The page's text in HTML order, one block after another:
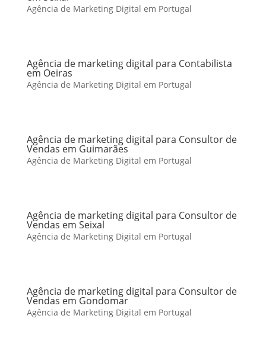
Agência de Marketing Digital em Portugal
Agência de marketing digital para Contabilista
em Oeiras
Agência de Marketing Digital em Portugal
Agência de marketing digital para Consultor de
Vendas em Guimarães
Agência de Marketing Digital em Portugal
Agência de marketing digital para Consultor de
Vendas em Seixal
Agência de Marketing Digital em Portugal
Agência de marketing digital para Consultor de
Vendas em Gondomar
Agência de Marketing Digital em Portugal